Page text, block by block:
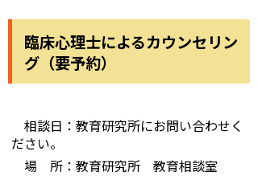
臨床心理士によるカウンセリン
グ（要予約）
相談日：教育研究所にお問い合わせく
ださい。
場 所：教育研究所 教育相談室